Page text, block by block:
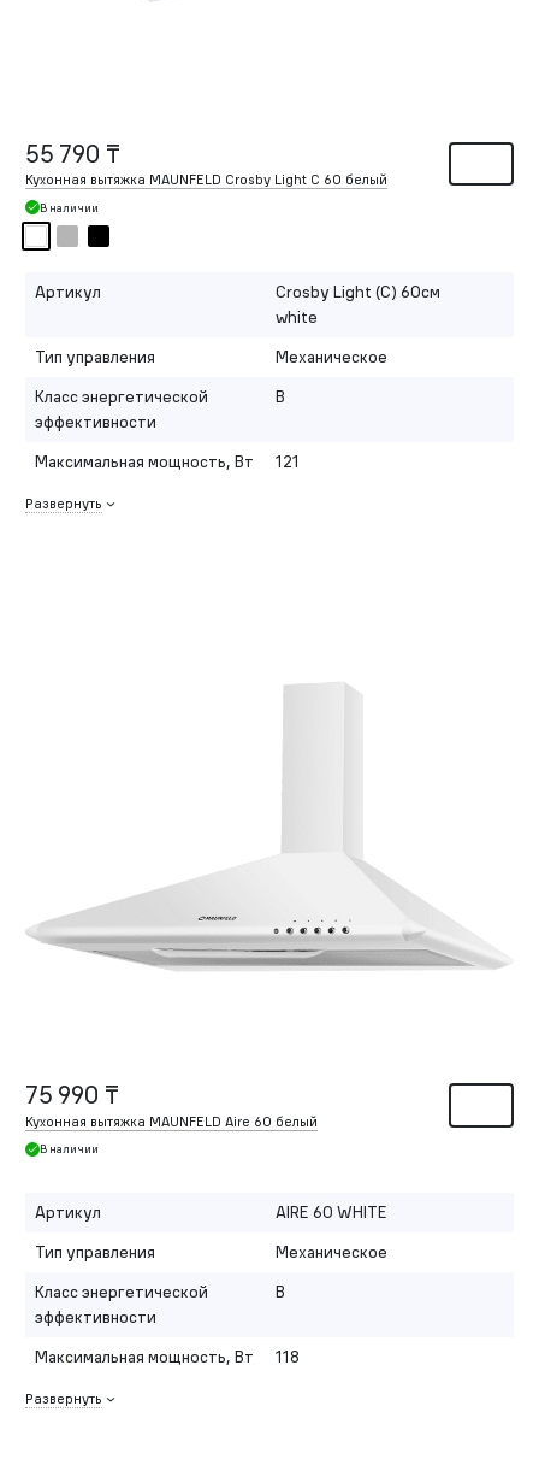
55 790 ₸
Кухонная вытяжка MAUNFELD Crosby Light C 60 белый
В наличии
Артикул
Crosby Light (C) 60см
white
Тип управления
Механическое
Класс энергетической
эффективности
B
Максимальная мощность, Вт 121
Развернуть
75 990 ₸
Кухонная вытяжка MAUNFELD Aire 60 белый
В наличии
Артикул
AIRE 60 WHITE
Тип управления
Механическое
Класс энергетической
эффективности
B
Максимальная мощность, Вт 118
Развернуть